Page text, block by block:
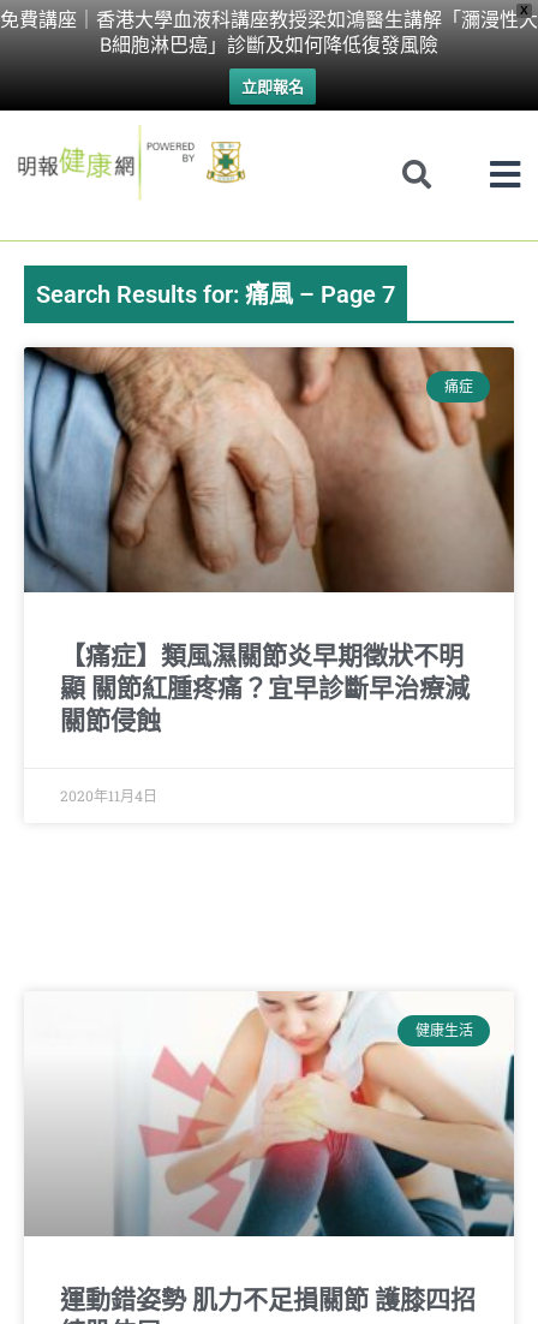
X
免費講座｜香港大學血液科講座教授梁如鴻醫生講解「瀰漫性大
B細胞淋巴癌」診斷及如何降低復發風險
立即報名
Skip
Search Results for: 痛風 – Page 7
痛症
【痛症】類風濕關節炎早期徵狀不明
顯 關節紅腫疼痛？宜早診斷早治療減
關節侵蝕
2020年11月4日
健康生活
運動錯姿勢 肌力不足損關節 護膝四招
Page PagePagePagePagePagePage